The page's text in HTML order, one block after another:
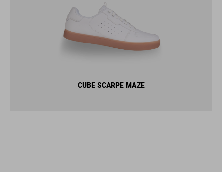
CUBE SCARPE MAZE